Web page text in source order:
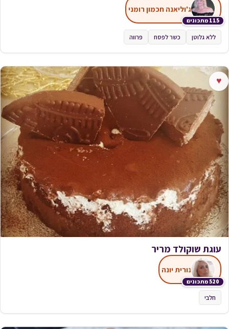
115 מתכונים
ג'וליאנה חכמון רומני
ללא גלוטן כשר לפסח פרווה
♥
עוגת שוקולד מריר
520 מתכונים
נורית יונה
חלבי